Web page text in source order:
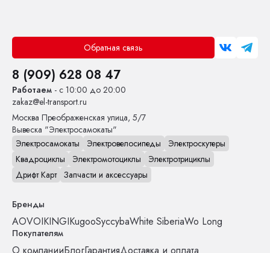
Обратная связь
8 (909) 628 08 47
Работаем - с 10:00 до 20:00
zakaz@el-transport.ru
Москва Преображенская улица, 5/7
Вывеска "Электросамокаты"
Электросамокаты
Электровелосипеды
Электроскутеры
Квадроциклы
Электромотоциклы
Электротрициклы
Дрифт Карт Запчасти и аксессуары
Бренды
AOVOIKINGIKugooSyccybaWhite SiberiaWo Long
Покупателям